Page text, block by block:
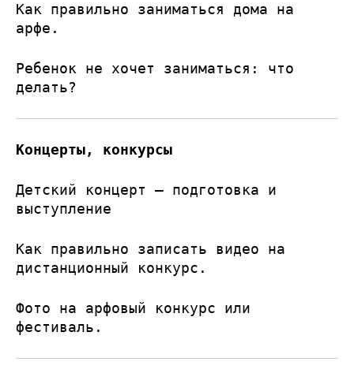
Как правильно заниматься дома на
арфе.
Ребенок не хочет заниматься: что
делать?
Концерты, конкурсы
Детский концерт — подготовка и
выступление
Как правильно записать видео на
дистанционный конкурс.
Фото на арфовый конкурс или
фестиваль.